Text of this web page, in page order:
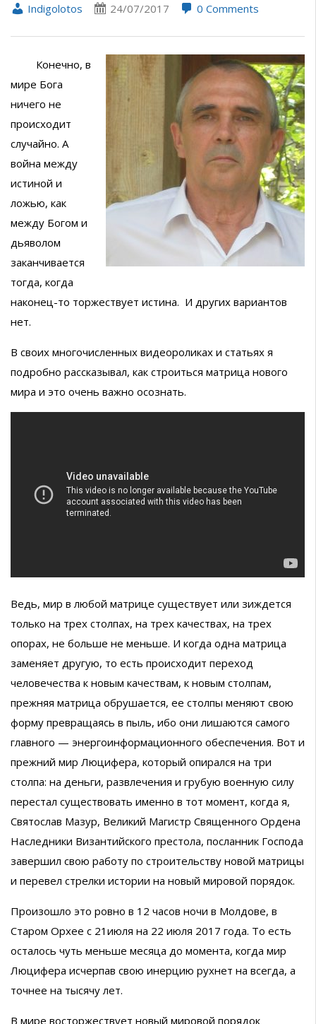
Indigolotos 24/07/2017 0 Comments
Конечно, в
мире Бога
ничего не
происходит
случайно. А
война между
истиной и
ложью, как
между Богом и
дьяволом
заканчивается
тогда, когда
наконец-то торжествует истина. И других вариантов
нет.
В своих многочисленных видеороликах и статьях я
подробно рассказывал, как строиться матрица нового
мира и это очень важно осознать.
Ведь, мир в любой матрице существует или зиждется
только на трех столпах, на трех качествах, на трех
опорах, не больше не меньше. И когда одна матрица
заменяет другую, то есть происходит переход
человечества к новым качествам, к новым столпам,
прежняя матрица обрушается, ее столпы меняют свою
форму превращаясь в пыль, ибо они лишаются самого
главного — энергоинформационного обеспечения. Вот и
прежний мир Люцифера, который опирался на три
столпа: на деньги, развлечения и грубую военную силу
перестал существовать именно в тот момент, когда я,
Святослав Мазур, Великий Магистр Священного Ордена
Наследники Византийского престола, посланник Господа
завершил свою работу по строительству новой матрицы
и перевел стрелки истории на новый мировой порядок.
Произошло это ровно в 12 часов ночи в Молдове, в
Старом Орхее с 21июля на 22 июля 2017 года. То есть
осталось чуть меньше месяца до момента, когда мир
Люцифера исчерпав свою инерцию рухнет на всегда, а
точнее на тысячу лет.
В мире восторжествует новый мировой порядок